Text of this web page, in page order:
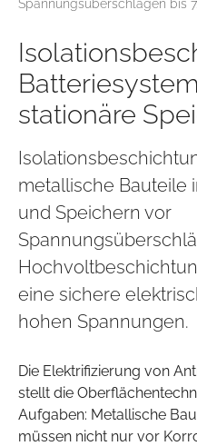
stationäre
metallische Bauteile
und Speichern vor
eine sichere
hohen Spannungen.
Die Elektrifizierung von
stellt die
Aufgaben: Metallische
müssen nicht nur vor